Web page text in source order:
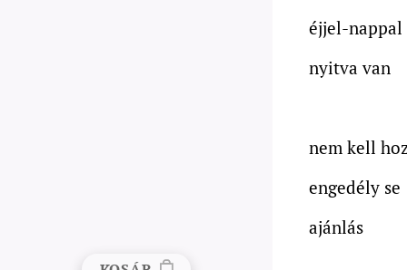
éjjel-nappal
nyitva van
nem kell
engedély se
ajánlás